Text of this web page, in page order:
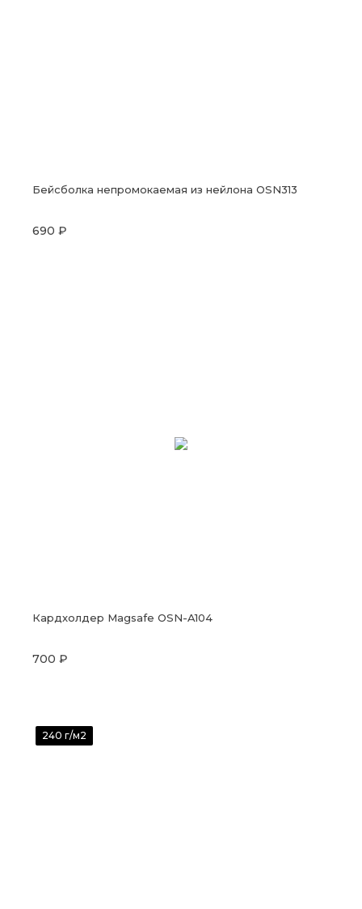
Бейсболка непромокаемая из нейлона OSN313
690 ₽
Кардхолдер Magsafe OSN-A104
700 ₽
240 г/м2